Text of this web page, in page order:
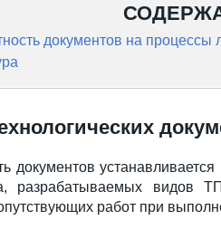
документов на процессы
документов
разрабатываемых видов
работ при